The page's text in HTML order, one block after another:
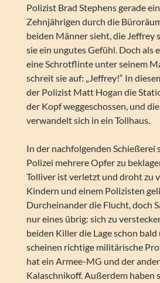
Polizist Brad Stephens gerade
Zehnjährigen durch die
beiden Männer sieht, die Jeffrey
sie ein ungutes Gefühl. Doch als
eine Schrotflinte unter seinem
schreit sie auf: „Jeffrey!“ In
der Polizist Matt Hogan die
der Kopf weggeschossen, und
verwandelt sich in ein Tollhaus.
In der nachfolgenden Schießerei
Polizei mehrere Opfer zu
Tolliver ist verletzt und droht zu
Kindern und einem Polizisten
Durcheinander die Flucht, doch
nur eines übrig: sich zu
beiden Killer die Lage schon
scheinen richtige militärische
hat ein Armee-MG und der
Kalaschnikoff. Außerdem haben